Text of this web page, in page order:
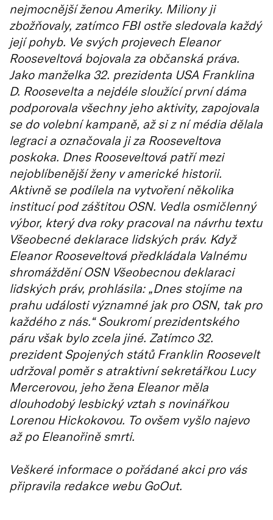
nejmocnější ženou Ameriky. Miliony ji
zbožňovaly, zatímco FBI ostře sledovala každý
její pohyb. Ve svých projevech Eleanor
Rooseveltová bojovala za občanská práva.
Jako manželka 32. prezidenta USA Franklina
D. Roosevelta a nejdéle sloužící první dáma
podporovala všechny jeho aktivity, zapojovala
se do volební kampaně, až si z ní média dělala
legraci a označovala ji za Rooseveltova
poskoka. Dnes Rooseveltová patří mezi
nejoblíbenější ženy v americké historii.
Aktivně se podílela na vytvoření několika
institucí pod záštitou OSN. Vedla osmičlenný
výbor, který dva roky pracoval na návrhu textu
Všeobecné deklarace lidských práv. Když
Eleanor Rooseveltová předkládala Valnému
shromáždění OSN Všeobecnou deklaraci
lidských práv, prohlásila: „Dnes stojíme na
prahu události významné jak pro OSN, tak pro
každého z nás.“ Soukromí prezidentského
páru však bylo zcela jiné. Zatímco 32.
prezident Spojených států Franklin Roosevelt
udržoval poměr s atraktivní sekretářkou Lucy
Mercerovou, jeho žena Eleanor měla
dlouhodobý lesbický vztah s novinářkou
Lorenou Hickokovou. To ovšem vyšlo najevo
až po Eleanořině smrti.
Veškeré informace o pořádané akci pro vás
připravila redakce webu GoOut.